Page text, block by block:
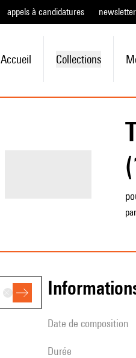
appels à candidatures newsletter
Accueil Collections
par
date de composition
durée